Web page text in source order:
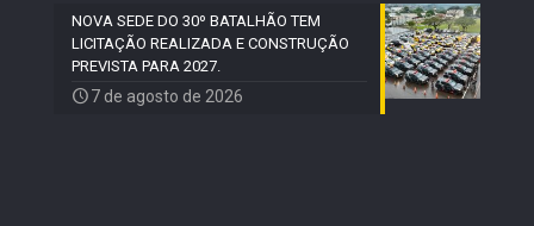
NOVA SEDE DO 30º BATALHÃO TEM
LICITAÇÃO REALIZADA E CONSTRUÇÃO
PREVISTA PARA 2027.
7 de agosto de 2026